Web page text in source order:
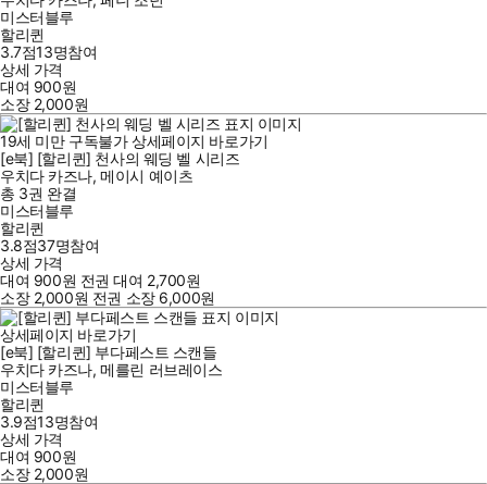
미스터블루
할리퀸
3.7점13명참여
상세 가격
대여 900원
소장 2,000원
19세 미만 구독불가 상세페이지 바로가기
[e북] [할리퀸] 천사의 웨딩 벨 시리즈
우치다 카즈나,메이시 예이츠
총 3권 완결
미스터블루
할리퀸
3.8점37명참여
상세 가격
대여 900원 전권 대여 2,700원
소장 2,000원 전권 소장 6,000원
상세페이지 바로가기
[e북] [할리퀸] 부다페스트 스캔들
우치다 카즈나,메를린 러브레이스
미스터블루
할리퀸
3.9점13명참여
상세 가격
대여 900원
소장 2,000원